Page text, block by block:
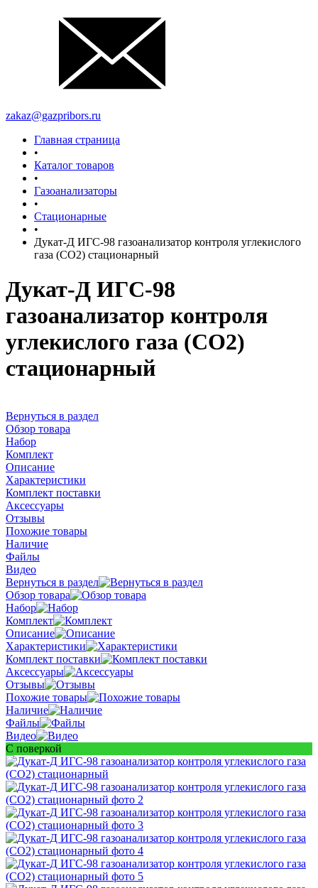
zakaz@gazpribors.ru
Главная страница
•
Каталог товаров
•
Газоанализаторы
•
Стационарные
•
Дукат-Д ИГС-98 газоанализатор контроля углекислого
газа (СО2) стационарный
Дукат-Д ИГС-98
газоанализатор контроля
углекислого газа (СО2)
стационарный
Вернуться в раздел
Обзор товара
Набор
Комплект
Описание
Характеристики
Комплект поставки
Аксессуары
Отзывы
Похожие товары
Наличие
Файлы
Видео
Вернуться в раздел
Обзор товара
Набор
Комплект
Описание
Характеристики
Комплект поставки
Аксессуары
Отзывы
Похожие товары
Наличие
Файлы
Видео
С поверкой